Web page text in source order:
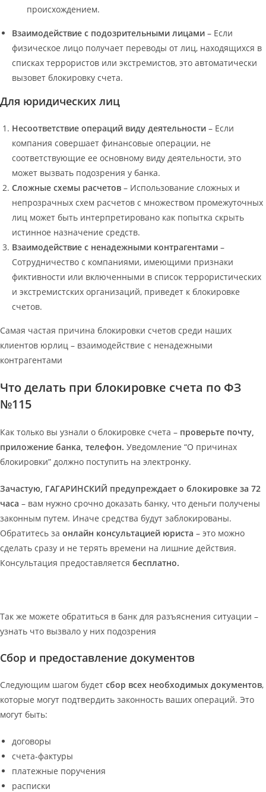
происхождением.
Взаимодействие с подозрительными лицами – Если
физическое лицо получает переводы от лиц, находящихся в
списках террористов или экстремистов, это автоматически
вызовет блокировку счета.
Для юридических лиц
Несоответствие операций виду деятельности – Если
компания совершает финансовые операции, не
соответствующие ее основному виду деятельности, это
может вызвать подозрения у банка.
Сложные схемы расчетов – Использование сложных и
непрозрачных схем расчетов с множеством промежуточных
лиц может быть интерпретировано как попытка скрыть
истинное назначение средств.
Взаимодействие с ненадежными контрагентами –
Сотрудничество с компаниями, имеющими признаки
фиктивности или включенными в список террористических
и экстремистских организаций, приведет к блокировке
счетов.
Самая частая причина блокировки счетов среди наших
клиентов юрлиц – взаимодействие с ненадежными
контрагентами
Что делать при блокировке счета по ФЗ
№115
Как только вы узнали о блокировке счета – проверьте почту,
приложение банка, телефон. Уведомление “О причинах
блокировки” должно поступить на электронку.
Зачастую, ГАГАРИНСКИЙ предупреждает о блокировке за 72
часа – вам нужно срочно доказать банку, что деньги получены
законным путем. Иначе средства будут заблокированы.
Обратитесь за онлайн консультацией юриста – это можно
сделать сразу и не терять времени на лишние действия.
Консультация предоставляется бесплатно.
Так же можете обратиться в банк для разъяснения ситуации –
узнать что вызвало у них подозрения
Сбор и предоставление документов
Следующим шагом будет сбор всех необходимых документов,
которые могут подтвердить законность ваших операций. Это
могут быть:
договоры
счета-фактуры
платежные поручения
расписки